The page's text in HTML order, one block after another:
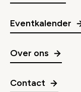
Eventkalender
Over ons
Contact